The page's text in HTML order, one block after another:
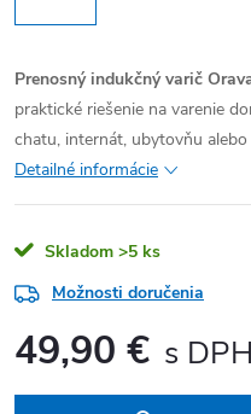
Prenosný indukčný varič
praktické riešenie na varenie
chatu, internát, ubytovňu
Detailné informácie
Skladom >5 ks
Možnosti doručenia
49,90 €